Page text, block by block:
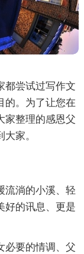
都尝试过写作文
的。为了让您在
家整理的感恩父
家。
流淌的小溪、轻
好的讯息、更是
必要的情调、父